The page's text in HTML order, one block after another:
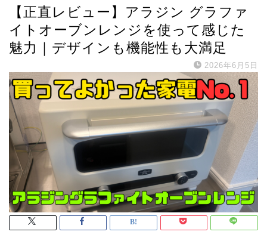
【正直レビュー】アラジン グラファ
イトオーブンレンジを使って感じた
魅力｜デザインも機能性も大満足
2026年6月5日